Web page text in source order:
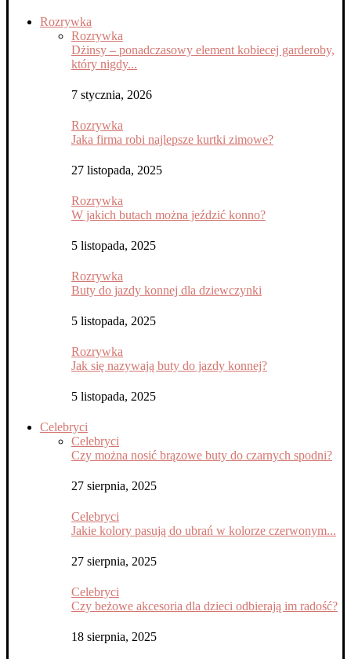
Rozrywka
Rozrywka
Dżinsy – ponadczasowy element kobiecej garderoby,
który nigdy...
7 stycznia, 2026
Rozrywka
Jaka firma robi najlepsze kurtki zimowe?
27 listopada, 2025
Rozrywka
W jakich butach można jeździć konno?
5 listopada, 2025
Rozrywka
Buty do jazdy konnej dla dziewczynki
5 listopada, 2025
Rozrywka
Jak się nazywają buty do jazdy konnej?
5 listopada, 2025
Celebryci
Celebryci
Czy można nosić brązowe buty do czarnych spodni?
27 sierpnia, 2025
Celebryci
Jakie kolory pasują do ubrań w kolorze czerwonym...
27 sierpnia, 2025
Celebryci
Czy beżowe akcesoria dla dzieci odbierają im radość?
18 sierpnia, 2025